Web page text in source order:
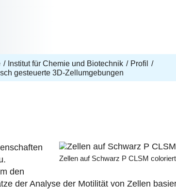
Institut für Chemie und Biotechnik
Profil
gesteuerte 3D-Zellumgebungen
Zellen auf Schwarz P CLSM
den
der Analyse der Motilität von Zellen